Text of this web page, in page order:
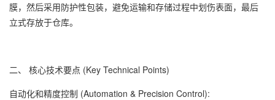
膜，然后采用防护性包装，避免运输和存储过程中划伤表面，最后
立式存放于仓库。
二、 核心技术要点 (Key Technical Points)
自动化和精度控制 (Automation & Precision Control):